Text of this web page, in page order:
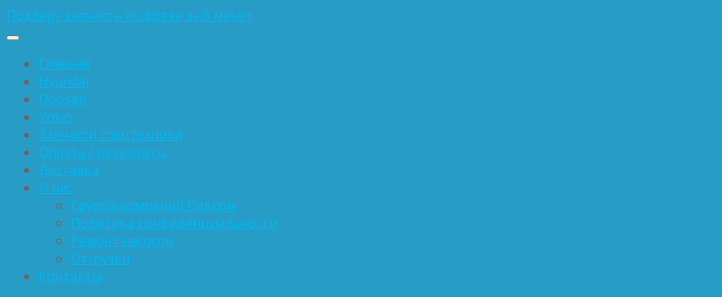
Подберу запчасть по фотке за 5 минут
Главная
Hyundai
Doosan
Volvo
Запчасти спецтехники
Оплата / реквизиты
Доставка
О нас
Группа компаний Ридком
Политика конфиденциальности
Ремонт насосов
Отгрузки
Контакты